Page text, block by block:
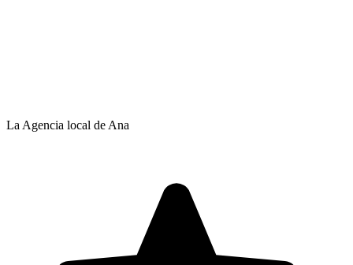
La Agencia local de Ana